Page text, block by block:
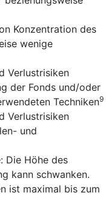
Konzentration des
wenige
Verlustrisiken
der Fonds und/oder
Techniken9
Verlustrisiken
und
Die Höhe des
kann schwanken.
ist maximal bis zum